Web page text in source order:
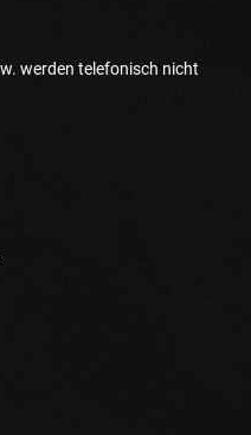
werden telefonisch nicht